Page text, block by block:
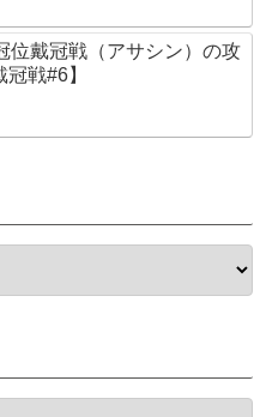
位戴冠戦（アサシン）の攻
戦#6】